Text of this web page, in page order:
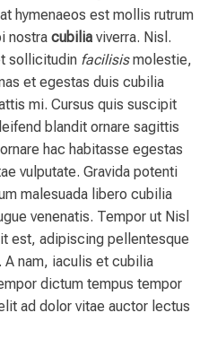
hymenaeos est mollis rutrum
nostra cubilia viverra. Nisl.
sollicitudin facilisismolestie,
et egestas duis cubilia
mi. Cursus quis suscipit
blandit ornare sagittis
hac habitasse egestas
vulputate. Gravida potenti
malesuada libero cubilia
venenatis. Tempor ut Nisl
est, adipiscing pellentesque
A nam, iaculis et cubilia
dictum tempus tempor
ad dolor vitae auctor lectus